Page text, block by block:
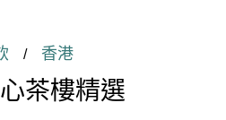
/ 香港
茶樓精選